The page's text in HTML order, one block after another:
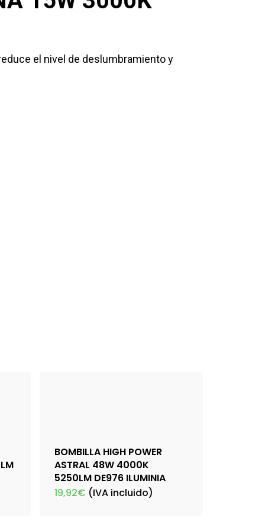
el nivel de deslumbramiento y
BOMBILLA HIGH POWER
ASTRAL 48W 4000K
5250LM DE976 ILUMINIA
19,92€ (IVA incluido)